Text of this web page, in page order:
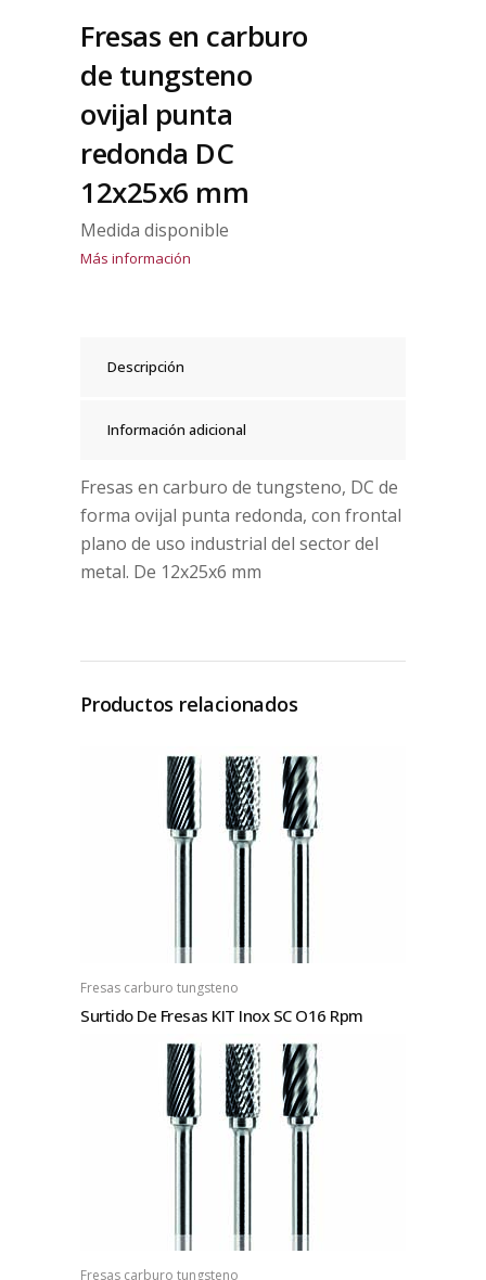
Fresas en carburo
de tungsteno
ovijal punta
redonda DC
12x25x6 mm
Medida disponible
Más información
Descripción
Información adicional
Fresas en carburo de tungsteno, DC de
forma ovijal punta redonda, con frontal
plano de uso industrial del sector del
metal. De 12x25x6 mm
Productos relacionados
Fresas carburo tungsteno
Surtido De Fresas KIT Inox SC O16 Rpm
Fresas carburo tungsteno